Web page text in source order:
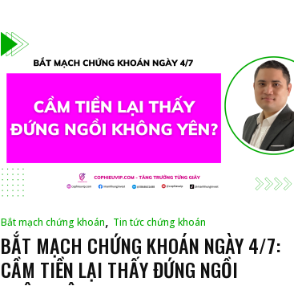
Bắt mạch chứng khoán, Tin tức chứng khoán
BẮT MẠCH CHỨNG KHOÁN NGÀY 4/7:
CẦM TIỀN LẠI THẤY ĐỨNG NGỒI